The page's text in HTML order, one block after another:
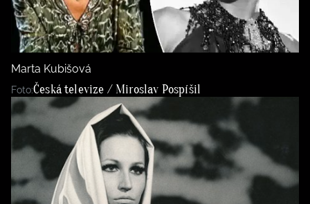
Tvoření
Rady a tipy
BurdaMedia
Extra
SVĚT ŽENY - 599 KČ
Marta Kubišová
Foto:Česká televize / Miroslav Pospíšil